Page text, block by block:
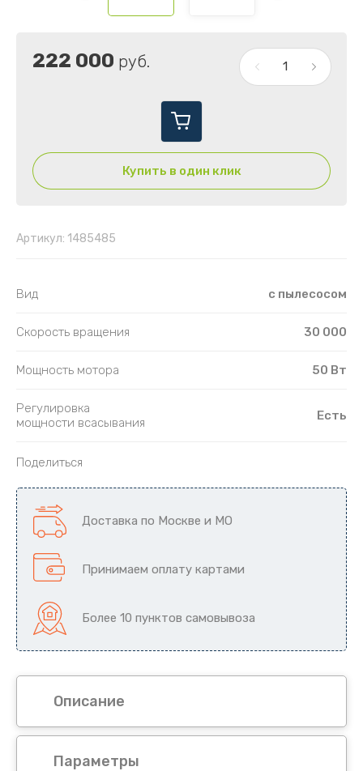
222 000 руб.
Купить в один клик
Артикул: 1485485
Вид с пылесосом
Скорость вращения 30 000
Мощность мотора 50 Вт
Регулировка
мощности всасывания
Есть
Поделиться
Доставка по Москве и МО
Принимаем оплату картами
Более 10 пунктов самовывоза
Описание
Параметры